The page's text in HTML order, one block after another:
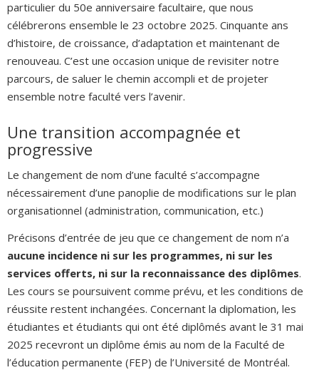
particulier du 50e anniversaire facultaire, que nous
célébrerons ensemble le 23 octobre 2025. Cinquante ans
d’histoire, de croissance, d’adaptation et maintenant de
renouveau. C’est une occasion unique de revisiter notre
parcours, de saluer le chemin accompli et de projeter
ensemble notre faculté vers l’avenir.
Une transition accompagnée et
progressive
Le changement de nom d’une faculté s’accompagne
nécessairement d’une panoplie de modifications sur le plan
organisationnel (administration, communication, etc.)
Précisons d’entrée de jeu que ce changement de nom n’a
aucune incidence ni sur les programmes, ni sur les
services offerts, ni sur la reconnaissance des diplômes.
Les cours se poursuivent comme prévu, et les conditions de
réussite restent inchangées. Concernant la diplomation, les
étudiantes et étudiants qui ont été diplômés avant le 31 mai
2025 recevront un diplôme émis au nom de la Faculté de
l’éducation permanente (FEP) de l’Université de Montréal.